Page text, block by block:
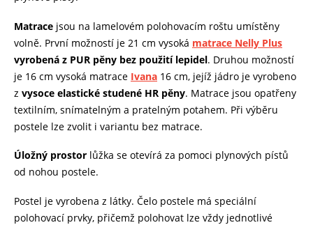
Matrace jsou na lamelovém polohovacím roštu umístěny
volně. První možností je 21 cm vysoká matrace Nelly Plus
vyrobená z PUR pěny bez použití lepidel. Druhou možností
je 16 cm vysoká matrace Ivana 16 cm, jejíž jádro je vyrobeno
z vysoce elastické studené HR pěny. Matrace jsou opatřeny
textilním, snímatelným a pratelným potahem. Při výběru
postele lze zvolit i variantu bez matrace.
Úložný prostor lůžka se otevírá za pomoci plynových pístů
od nohou postele.
Postel je vyrobena z látky. Čelo postele má speciální
polohovací prvky, přičemž polohovat lze vždy jednotlivé